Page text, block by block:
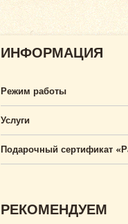
ИНФОРМАЦИЯ
Режим работы
Услуги
Подарочный сертификат
РЕКОМЕНДУЕМ